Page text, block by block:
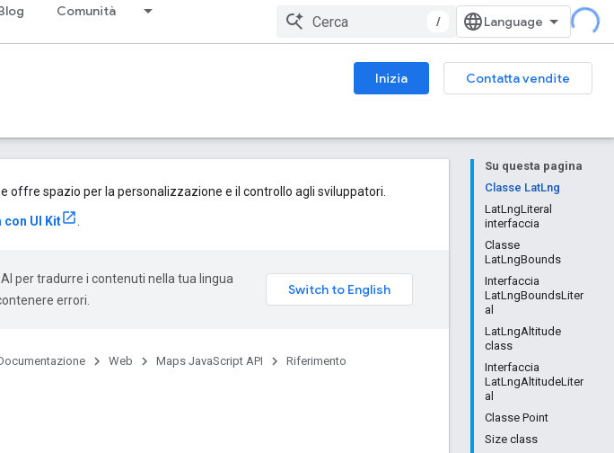
Comunità
/
Inizia
Contatta vendite
Su questa pagina
Classe LatLng
LatLngLiteral
interfaccia
Classe
LatLngBounds
Interfaccia
LatLngBoundsLiter
al
LatLngAltitude
class
Interfaccia
LatLngAltitudeLiter
al
Classe Point
Size class
offre spazio per la personalizzazione e il controllo agli sviluppatori.
UI Kit .
per tradurre i contenuti nella tua lingua
errori.
Web Maps JavaScript API Riferimento